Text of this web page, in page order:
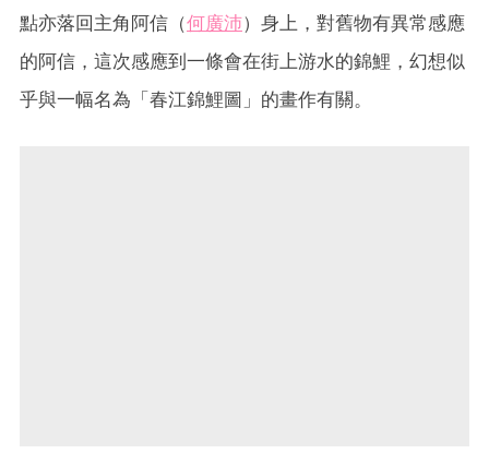
點亦落回主角阿信（何廣沛）身上，對舊物有異常感應
的阿信，這次感應到一條會在街上游水的錦鯉，幻想似
乎與一幅名為「春江錦鯉圖」的畫作有關。